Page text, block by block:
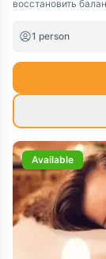
восстановить
1 person
Available